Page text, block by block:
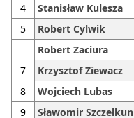
4
Stanisław Kulesza
5
Robert Cylwik
Robert Zaciura
7
Krzysztof Ziewacz
8
Wojciech Lubas
9
Sławomir Szczełkun